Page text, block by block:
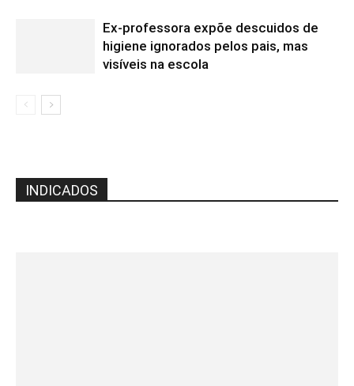
Ex-professora expõe descuidos de
higiene ignorados pelos pais, mas
visíveis na escola
INDICADOS